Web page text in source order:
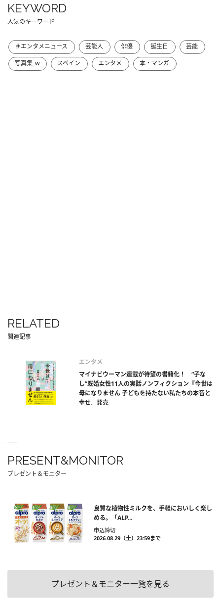
KEYWORD
人気のキーワード
＃エンタメニュース 芸能人 俳優 誕生日
芸能
写真集_w
スペイン エンタメ 本・マンガ
RELATED
関連記事
エンタメ
マイナビウーマン連載が待望の書籍化！ “子な
し”既婚女性11人の実話ノンフィクション『今世は
母になりません 子どもを持たない私たちの本音と
幸せ』発売
PRESENT&MONITOR
プレゼント＆モニター
良質な植物性ミルクを、手軽においしく楽し
める。「ALP...
申込締切
2026.08.29（土）23:59まで
プレゼント＆モニター一覧を見る